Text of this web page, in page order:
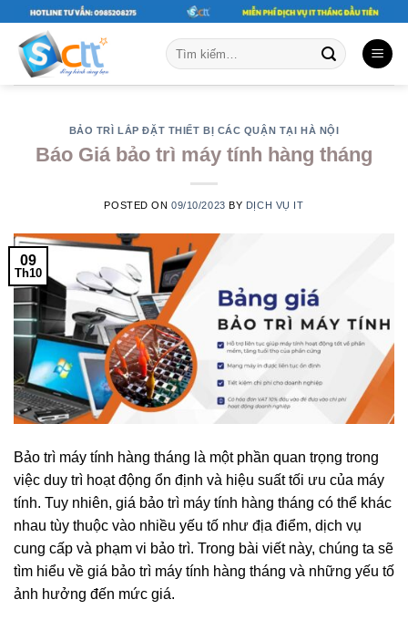
content
Tìm
kiếm:
BẢO TRÌ LẮP ĐẶT THIẾT BỊ CÁC QUẬN TẠI HÀ NỘI
Báo Giá bảo trì máy tính hàng tháng
POSTED ON09/10/2023 BY DỊCH VỤ IT
09
Th10
Bảo trì máy tính hàng tháng là một phần quan trọng trong
việc duy trì hoạt động ổn định và hiệu suất tối ưu của máy
tính. Tuy nhiên, giá bảo trì máy tính hàng tháng có thể khác
nhau tùy thuộc vào nhiều yếu tố như địa điểm, dịch vụ
cung cấp và phạm vi bảo trì. Trong bài viết này, chúng ta sẽ
tìm hiểu về giá bảo trì máy tính hàng tháng và những yếu tố
ảnh hưởng đến mức giá.